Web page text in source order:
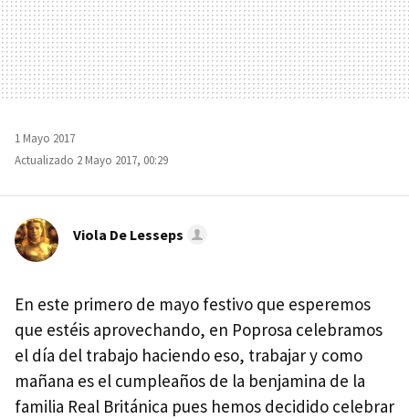
1 Mayo 2017
Actualizado 2 Mayo 2017, 00:29
Viola De Lesseps
En este primero de mayo festivo que esperemos
que estéis aprovechando, en Poprosa celebramos
el día del trabajo haciendo eso, trabajar y como
mañana es el cumpleaños de la benjamina de la
familia Real Británica pues hemos decidido celebrar